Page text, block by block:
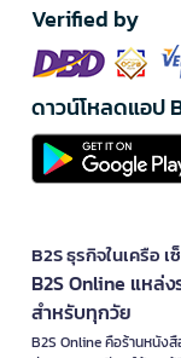
Verified by
ดาวน์โหลดแอป
B2S ธุรกิจในเครือ
B2S Online แหล่
สำหรับทุกวัย
B2S Online คือร้านหนัง